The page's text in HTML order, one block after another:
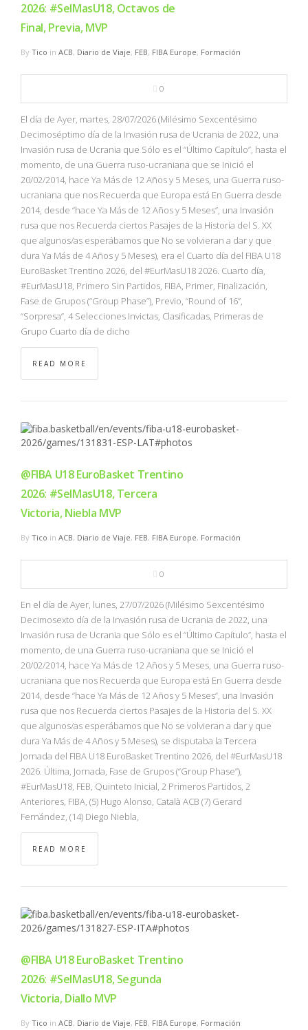
2026: #SelMasU18, Octavos de
Final, Previa, MVP
By Tico in ACB, Diario de Viaje, FEB, FIBA Europe, Formación
0
El día de Ayer, martes, 28/07/2026 (Milésimo Sexcentésimo
Decimoséptimo día de la Invasión rusa de Ucrania de 2022, una
Invasión rusa de Ucrania que Sólo es el “Último Capítulo”, hasta el
momento, de una Guerra ruso-ucraniana que se Inició el
20/02/2014, hace Ya Más de 12 Años y 5 Meses, una Guerra ruso-
ucraniana que nos Recuerda que Europa está En Guerra desde
2014, desde “hace Ya Más de 12 Años y 5 Meses”, una Invasión
rusa que nos Recuerda ciertos Pasajes de la Historia del S. XX
que algunos/as esperábamos que No se volvieran a dar y que
dura Ya Más de 4 Años y 5 Meses), era el Cuarto día del FIBA U18
EuroBasket Trentino 2026, del #EurMasU18 2026. Cuarto día,
#EurMasU18, Primero Sin Partidos, FIBA, Primer, Finalización,
Fase de Grupos (“Group Phase”), Previo, “Round of 16”,
“Sorpresa”, 4 Selecciones Invictas, Clasificadas, Primeras de
Grupo Cuarto día de dicho
READ MORE
@FIBA U18 EuroBasket Trentino
2026: #SelMasU18, Tercera
Victoria, Niebla MVP
By Tico in ACB, Diario de Viaje, FEB, FIBA Europe, Formación
0
En el día de Ayer, lunes, 27/07/2026 (Milésimo Sexcentésimo
Decimosexto día de la Invasión rusa de Ucrania de 2022, una
Invasión rusa de Ucrania que Sólo es el “Último Capítulo”, hasta el
momento, de una Guerra ruso-ucraniana que se Inició el
20/02/2014, hace Ya Más de 12 Años y 5 Meses, una Guerra ruso-
ucraniana que nos Recuerda que Europa está En Guerra desde
2014, desde “hace Ya Más de 12 Años y 5 Meses”, una Invasión
rusa que nos Recuerda ciertos Pasajes de la Historia del S. XX
que algunos/as esperábamos que No se volvieran a dar y que
dura Ya Más de 4 Años y 5 Meses), se disputaba la Tercera
Jornada del FIBA U18 EuroBasket Trentino 2026, del #EurMasU18
2026. Última, Jornada, Fase de Grupos (“Group Phase”),
#EurMasU18, FEB, Quinteto Inicial, 2 Primeros Partidos, 2
Anteriores, FIBA, (5) Hugo Alonso, Català ACB (7) Gerard
Fernández, (14) Diego Niebla,
READ MORE
@FIBA U18 EuroBasket Trentino
2026: #SelMasU18, Segunda
Victoria, Diallo MVP
By Tico in ACB, Diario de Viaje, FEB, FIBA Europe, Formación